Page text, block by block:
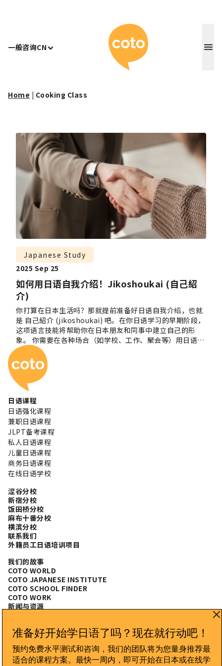
一般咨询CN Coto 日本
Home | Cooking Class
如何用日语自我介绍！Jikoshoukai (自己紹
介)
Japanese Study
2025 Sep 25
你打算在日本生活吗？那就提前准备好日语自我介绍，也就
是 自己紹介 (jikoshoukai) 吧。在你日语学习的早期阶段，
这项语言技能将帮助你在日本朋友和同事中建立自己的形
象。 你需要在各种场合（如学校、工作、聚会等）用日语介
绍自己。那该说些什么呢？如何在一到两分钟内把自己的情
况浓缩清楚呢？ 不用担心，我们将一步步介绍如何做出成功
的日语自我介绍！ 以问候语开始对话 无论你是准备在课堂上
向同学介绍自己，还是在面试中做自我介绍，先打招呼非常
重要！根据不同的时间段，你可以说 おはようございます、
こんにちは 或 こんばんは。如果不确定，可以直接说 はじ
めまして (hajimemashite)，意思是“初次见面”。 自我
介绍 (Jikoshoukai 自己紹介) Y你可以使用动词 desu 或
“言います” 礼貌地说出自己的名字。在正式场合，如面
试，应使用更正式的句型。注意日本人习惯先说姓再说名。
随意表达 礼貌表达 正式表达 你来自哪里？ご出身はどちら
ですか？ 在日本，外国人的存在总能引起好奇。你可以介绍
自己的国家，甚至城市。美国人如果想精确说明州名，需要
使用 州 (しゅう, shuu)。 你也可以使用 出身 (しゅっしん,
shusshin) 或直接用国籍 人 (じん, jin) 来说明： 你为什么
学习日语？どうして日本語を勉強しているんですか？ 这是
自我介绍的亮点。不仅会让日本人感到荣幸，还会让他们更
想了解你学习日语的原因。 你为什么来日本？どうして日本
に来たんですか？ Y说明你来日本的原因，有助于完成一个
完整的自我介绍。无论你是短期来日本好奇，还是长期生
活，都可以这样说： 介绍你的职业？日本で何をしています
か？ 无论你是学生还是上班族，介绍职业在日本文化中很重
要。 兴趣和爱好 在轻松场合分享兴趣爱好可以让自我介绍更
有亲和力。 最后一步：よろしく Yoroshiku! 自我介绍通常
以 よろしくお願いします 结束，表示期待与新朋友或同事的
良好关系。 随意表达 正式表达 礼貌表达 自我介绍完整示例
[…]
Coto 日本语学校
日语课程
日语强化课程
兼职日语课程
JLPT备考课程
私人日语课程
儿童日语课程
商务日语课程
在线日语学校
涩谷分校
新宿分校
饭田桥分校
麻布十番分校
横滨分校
联系我们
外籍员工日语培训项目
我们的故事
COTO WORLD
COTO JAPANESE INSTITUTE
COTO SCHOOL FINDER
COTO WORK
新闻与资源
CONNECT WITH US